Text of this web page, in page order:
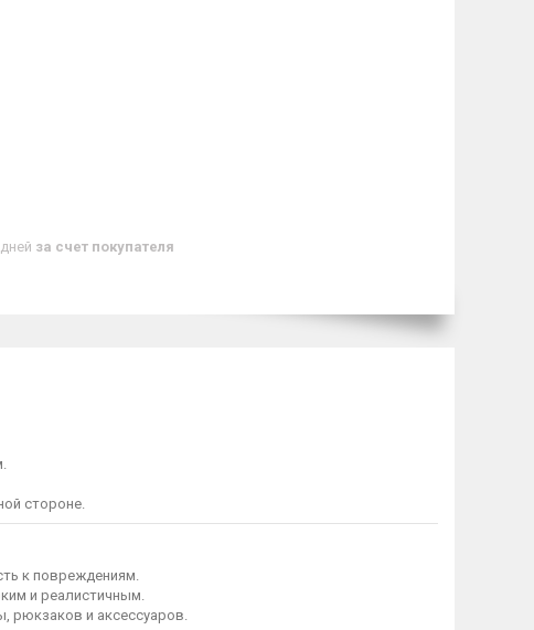
за счет покупателя
стороне.
к повреждениям.
и реалистичным.
рюкзаков и аксессуаров.